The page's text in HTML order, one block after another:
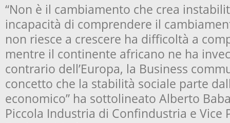
“Non è il cambiamento che crea
incapacità di comprendere il
non riesce a crescere ha difficoltà a
mentre il continente africano ne ha
contrario dell’Europa, la Business
concetto che la stabilità sociale parte
economico” ha sottolineato Alberto
Piccola Industria di Confindustria e Vice